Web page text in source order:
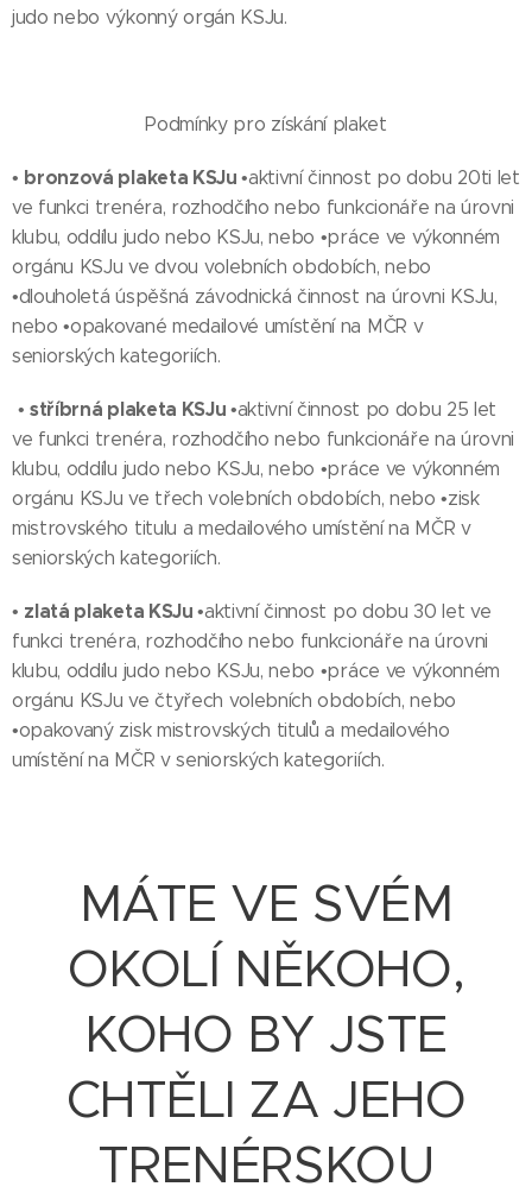
judo nebo výkonný orgán KSJu.
Podmínky pro získání plaket
• bronzová plaketa KSJu•aktivní činnost po dobu 20ti let
ve funkci trenéra, rozhodčího nebo funkcionáře na úrovni
klubu, oddílu judo nebo KSJu, nebo •práce ve výkonném
orgánu KSJu ve dvou volebních obdobích, nebo
•dlouholetá úspěšná závodnická činnost na úrovni KSJu,
nebo •opakované medailové umístění na MČR v
seniorských kategoriích.
•stříbrná plaketa KSJu•aktivní činnost po dobu 25 let
ve funkci trenéra, rozhodčího nebo funkcionáře na úrovni
klubu, oddílu judo nebo KSJu, nebo •práce ve výkonném
orgánu KSJu ve třech volebních obdobích, nebo •zisk
mistrovského titulu a medailového umístění na MČR v
seniorských kategoriích.
• zlatá plaketa KSJu•aktivní činnost po dobu 30 let ve
funkci trenéra, rozhodčího nebo funkcionáře na úrovni
klubu, oddílu judo nebo KSJu, nebo •práce ve výkonném
orgánu KSJu ve čtyřech volebních obdobích, nebo
•opakovaný zisk mistrovských titulů a medailového
umístění na MČR v seniorských kategoriích.
MÁTE VE SVÉM
OKOLÍ NĚKOHO,
KOHO BY JSTE
CHTĚLI ZA JEHO
TRENÉRSKOU